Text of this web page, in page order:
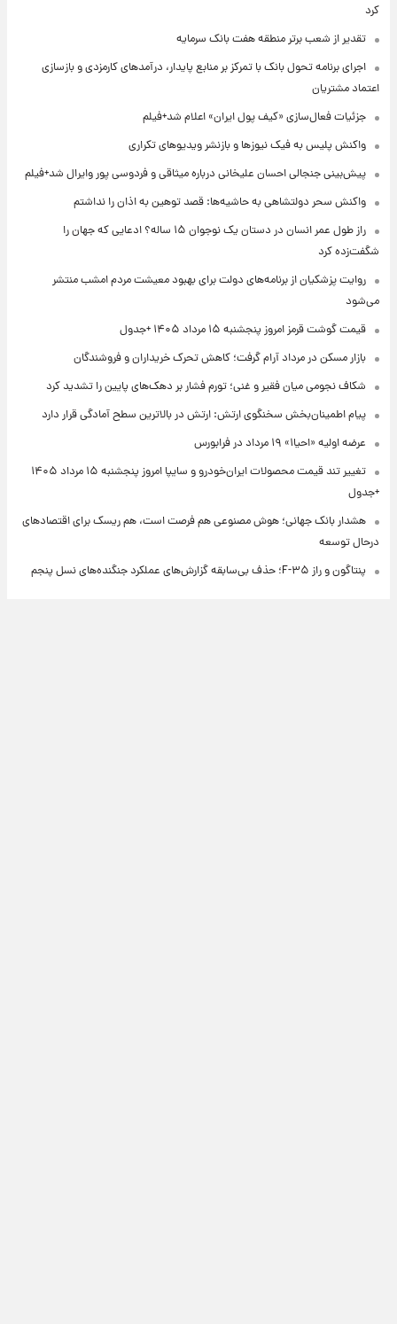
کرد
تقدیر از شعب برتر منطقه هفت بانک سرمایه
اجرای برنامه تحول بانک با تمرکز بر منابع پایدار، درآمدهای کارمزدی و بازسازی
اعتماد مشتریان
جزئیات فعال‌سازی «کیف پول ایران» اعلام شد+فیلم
واکنش پلیس به فیک نیوزها و بازنشر ویدیوهای تکراری
پیش‌بینی جنجالی احسان علیخانی درباره میثاقی و فردوسی پور وایرال شد+فیلم
واکنش سحر دولتشاهی به حاشیه‌ها: قصد توهین به اذان را نداشتم
راز طول عمر انسان در دستان یک نوجوان ۱۵ ساله؟ ادعایی که جهان را
شگفت‌زده کرد
روایت پزشکیان از برنامه‌های دولت برای بهبود معیشت مردم امشب منتشر
می‌شود
قیمت گوشت قرمز امروز پنجشنبه ۱۵ مرداد ۱۴۰۵ +جدول
بازار مسکن در مرداد آرام گرفت؛ کاهش تحرک خریداران و فروشندگان
شکاف نجومی میان فقیر و غنی؛ تورم فشار بر دهک‌های پایین را تشدید کرد
پیام اطمینان‌بخش سخنگوی ارتش: ارتش در بالاترین سطح آمادگی قرار دارد
عرضه اولیه «احیا۱» ۱۹ مرداد در فرابورس
تغییر تند قیمت محصولات ایران‌خودرو و سایپا امروز پنجشنبه ۱۵ مرداد ۱۴۰۵
+جدول
هشدار بانک جهانی؛ هوش مصنوعی هم فرصت است، هم ریسک برای اقتصادهای
درحال توسعه
پنتاگون و راز F-۳۵؛ حذف بی‌سابقه گزارش‌های عملکرد جنگنده‌های نسل پنجم